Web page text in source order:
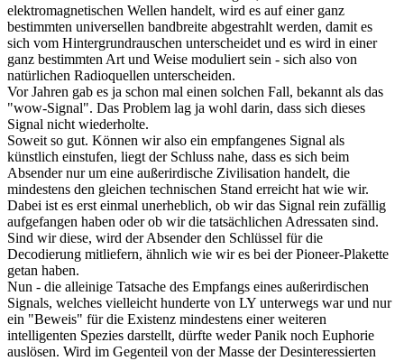
elektromagnetischen Wellen handelt, wird es auf einer ganz
bestimmten universellen bandbreite abgestrahlt werden, damit es
sich vom Hintergrundrauschen unterscheidet und es wird in einer
ganz bestimmten Art und Weise moduliert sein - sich also von
natürlichen Radioquellen unterscheiden.
Vor Jahren gab es ja schon mal einen solchen Fall, bekannt als das
"wow-Signal". Das Problem lag ja wohl darin, dass sich dieses
Signal nicht wiederholte.
Soweit so gut. Können wir also ein empfangenes Signal als
künstlich einstufen, liegt der Schluss nahe, dass es sich beim
Absender nur um eine außerirdische Zivilisation handelt, die
mindestens den gleichen technischen Stand erreicht hat wie wir.
Dabei ist es erst einmal unerheblich, ob wir das Signal rein zufällig
aufgefangen haben oder ob wir die tatsächlichen Adressaten sind.
Sind wir diese, wird der Absender den Schlüssel für die
Decodierung mitliefern, ähnlich wie wir es bei der Pioneer-Plakette
getan haben.
Nun - die alleinige Tatsache des Empfangs eines außerirdischen
Signals, welches vielleicht hunderte von LY unterwegs war und nur
ein "Beweis" für die Existenz mindestens einer weiteren
intelligenten Spezies darstellt, dürfte weder Panik noch Euphorie
auslösen. Wird im Gegenteil von der Masse der Desinteressierten